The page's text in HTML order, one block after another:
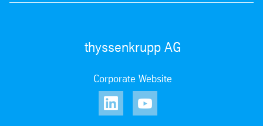
thyssenkrupp AG
Corporate Website